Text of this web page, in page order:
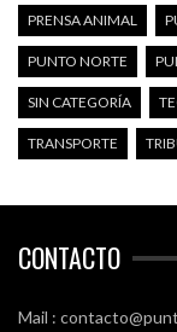
PRENSA ANIMAL
PUNTO NORTE
SIN CATEGORÍA
TRANSPORTE
CONTACTO
Mail :